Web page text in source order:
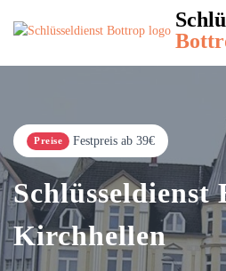
Preise Festpreis ab 39€
Schlüsseldienst
Kirchhellen